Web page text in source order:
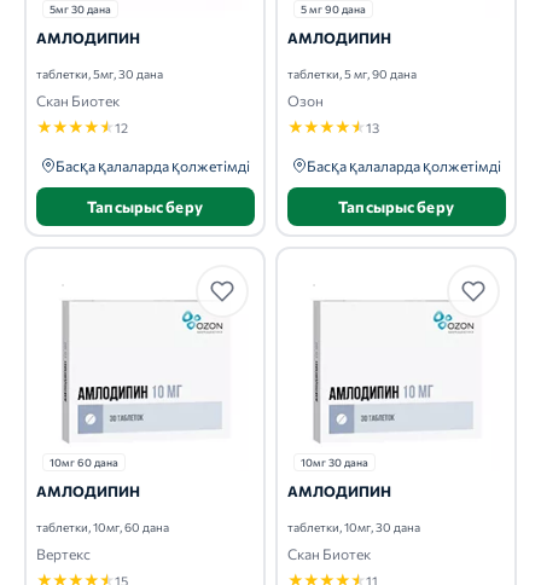
5мг 30 дана
АМЛОДИПИН
таблетки, 5мг, 30 дана
Скан Биотек
★★★★★12
Басқа қалаларда қолжетімді
Тапсырыс беру
5 мг 90 дана
АМЛОДИПИН
таблетки, 5 мг, 90 дана
Озон
★★★★★13
Басқа қалаларда қолжетімді
Тапсырыс беру
10мг 60 дана
АМЛОДИПИН
таблетки, 10мг, 60 дана
Вертекс
★★★★★15
10мг 30 дана
АМЛОДИПИН
таблетки, 10мг, 30 дана
Скан Биотек
★★★★★11